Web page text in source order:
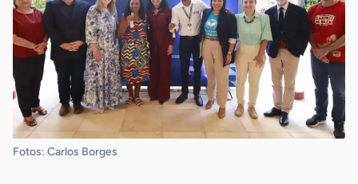
Fotos: Carlos Borges